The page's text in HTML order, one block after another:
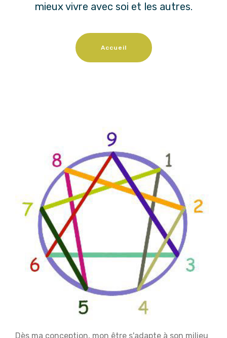
mieux vivre avec soi et les autres.
Accueil
Dès ma conception, mon être s'adapte à son milieu